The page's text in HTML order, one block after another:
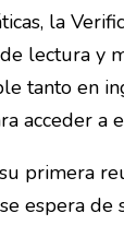
la
lectura y
tanto en
acceder
primera
espera de